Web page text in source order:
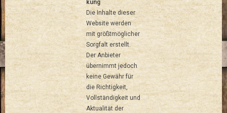
kung
Die Inhalte dieser
Website werden
mit größtmöglicher
Sorgfalt erstellt.
Der Anbieter
übernimmt jedoch
keine Gewähr für
die Richtigkeit,
Vollständigkeit und
Aktualität der